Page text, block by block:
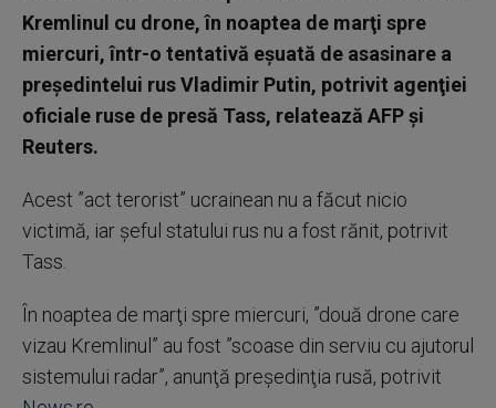
Kremlinul cu drone, în noaptea de marţi spre
miercuri, într-o tentativă eşuată de asasinare a
preşedintelui rus Vladimir Putin, potrivit agenţiei
oficiale ruse de presă Tass, relatează AFP şi
Reuters.
Acest ”act terorist” ucrainean nu a făcut nicio
victimă, iar şeful statului rus nu a fost rănit, potrivit
Tass.
În noaptea de marţi spre miercuri, ”două drone care
vizau Kremlinul” au fost ”scoase din serviu cu ajutorul
sistemului radar”, anunţă preşedinţia rusă, potrivit